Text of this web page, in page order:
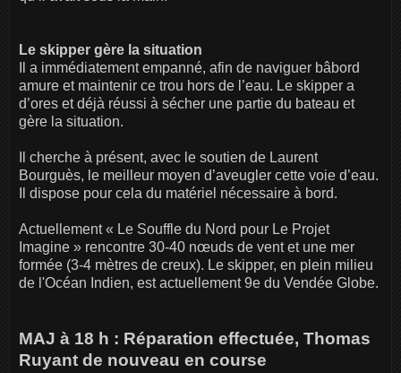
Le skipper gère la situation
Il a immédiatement empanné, afin de naviguer bâbord
amure et maintenir ce trou hors de l’eau. Le skipper a
d’ores et déjà réussi à sécher une partie du bateau et
gère la situation.
Il cherche à présent, avec le soutien de Laurent
Bourguès, le meilleur moyen d’aveugler cette voie d’eau.
Il dispose pour cela du matériel nécessaire à bord.
Actuellement « Le Souffle du Nord pour Le Projet
Imagine » rencontre 30-40 nœuds de vent et une mer
formée (3-4 mètres de creux). Le skipper, en plein milieu
de l'Océan Indien, est actuellement 9e du Vendée Globe.
MAJ à 18 h : Réparation effectuée, Thomas
Ruyant de nouveau en course